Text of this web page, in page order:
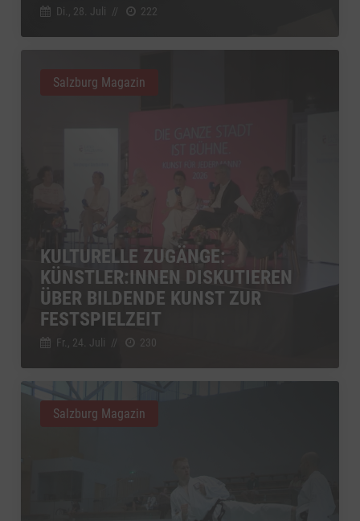
Di., 28. Juli // 222
KULTURELLE ZUGÄNGE:
KÜNSTLER:INNEN DISKUTIEREN
ÜBER BILDENDE KUNST ZUR
FESTSPIELZEIT
Fr., 24. Juli // 230
Salzburg Magazin
Salzburg Magazin